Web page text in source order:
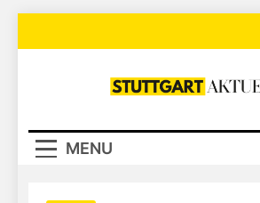
Stuttgart
MENU